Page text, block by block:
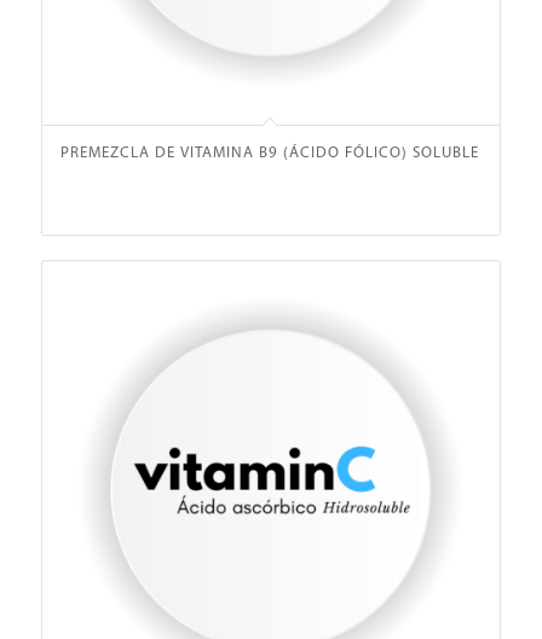
PREMEZCLA DE VITAMINA B9 (ÁCIDO FÓLICO) SOLUBLE